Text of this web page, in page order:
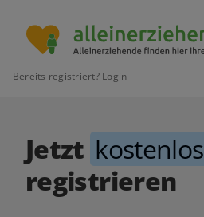
Bereits registriert? Login
Jetzt kostenlos
registrieren